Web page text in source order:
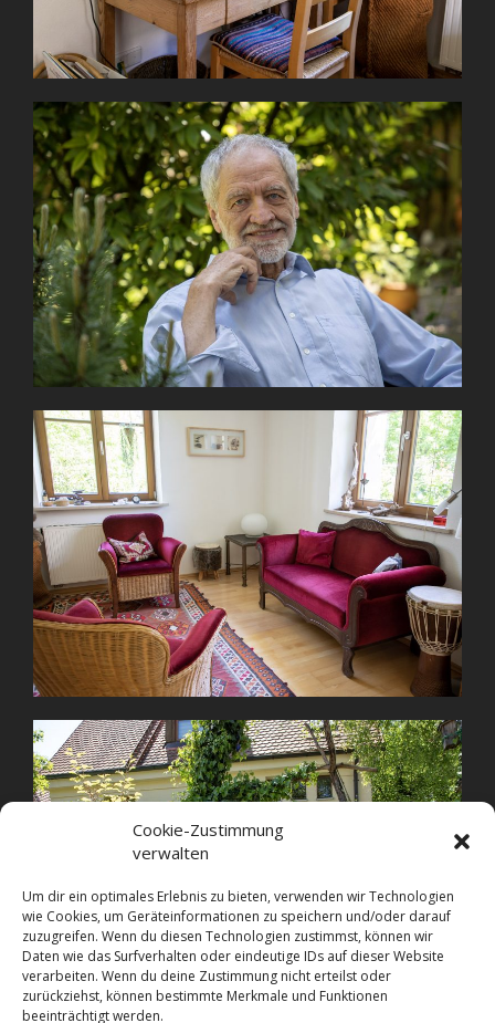
Cookie-Zustimmung
verwalten
Um dir ein optimales Erlebnis zu bieten, verwenden wir Technologien
wie Cookies, um Geräteinformationen zu speichern und/oder darauf
zuzugreifen. Wenn du diesen Technologien zustimmst, können wir
Daten wie das Surfverhalten oder eindeutige IDs auf dieser Website
verarbeiten. Wenn du deine Zustimmung nicht erteilst oder
zurückziehst, können bestimmte Merkmale und Funktionen
beeinträchtigt werden.